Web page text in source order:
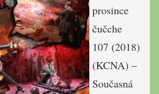
prosince
čučche
107 (2018)
(KCNA) –
Současná